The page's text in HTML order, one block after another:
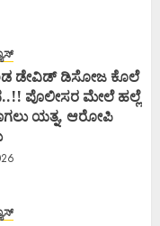
ಡೇವಿಡ್ ಡಿಸೋಜ ಕೊಲೆ
ಪೊಲೀಸರ ಮೇಲೆ ಹಲ್ಲೆ
ಯತ್ನ, ಆರೋಪಿ